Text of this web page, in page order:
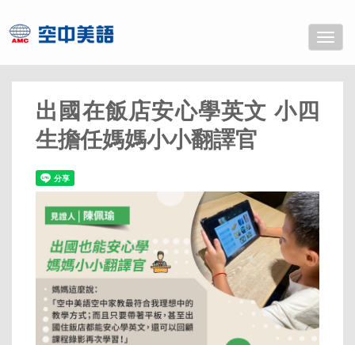
Toggle
出國在飯店安心學英文 小四
生擔任媽媽小小翻譯官